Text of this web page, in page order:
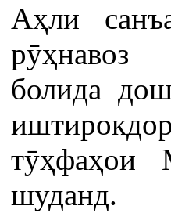
Аҳли
рӯҳнавоз
болида
тӯҳфаҳои
шуданд.